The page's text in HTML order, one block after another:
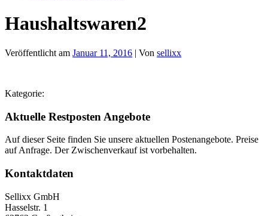
Haushaltswaren2
Veröffentlicht am Januar 11, 2016 | Von sellixx
Kategorie:
Aktuelle Restposten Angebote
Auf dieser Seite finden Sie unsere aktuellen Postenangebote. Preise
auf Anfrage. Der Zwischenverkauf ist vorbehalten.
Kontaktdaten
Sellixx GmbH
Hasselstr. 1